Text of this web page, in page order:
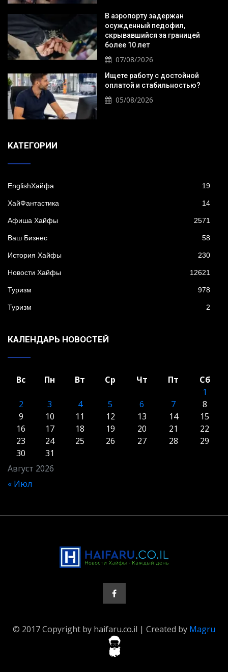
В аэропорту задержан
осужденный педофил,
скрывавшийся за границей
более 10 лет
07/08/2026
Ищете работу с достойной
оплатой и стабильностью?
05/08/2026
KАТЕГОРИИ
EnglishХайфа 19
XайФантастика 14
Афиша Хайфы 2571
Ваш Бизнес 58
История Хайфы 230
Новости Хайфы 12621
Туризм 978
Туризм 2
КАЛЕНДАРЬ НОВОСТЕЙ
Август 2026
Вс Пн Вт Ср Чт Пт
Сб
1
2
3 4 5 6 7
8
9
10 11 12 13 14
15
16
17 18 19 20 21
22
23
24 25 26 27 28
29
30
31
« Июл
© 2017 Copyright by haifaru.co.il | Created by Magru